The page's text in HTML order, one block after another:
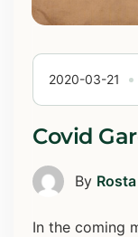
2020-03-21
Covid
By
In the coming